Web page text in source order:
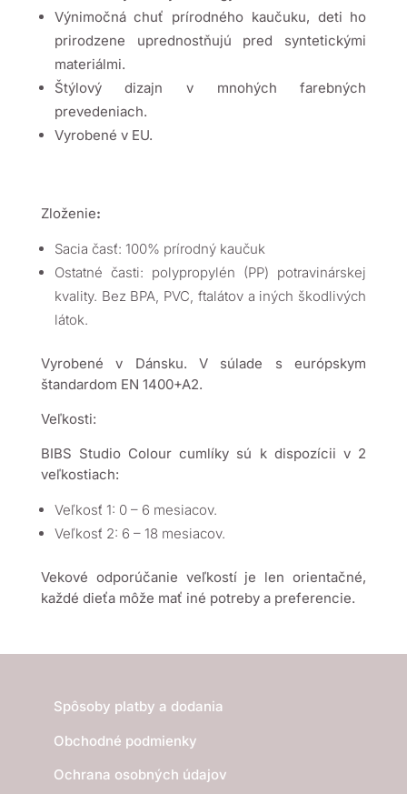
Výnimočná chuť prírodného kaučuku, deti ho
prirodzene uprednostňujú pred syntetickými
materiálmi.
Štýlový dizajn v mnohých farebných
prevedeniach.
Vyrobené v EU.
Zloženie:
Sacia časť: 100% prírodný kaučuk
Ostatné časti: polypropylén (PP) potravinárskej
kvality. Bez BPA, PVC, ftalátov a iných škodlivých
látok.
Vyrobené v Dánsku. V súlade s európskym
štandardom EN 1400+A2.
Veľkosti:
BIBS Studio Colour cumlíky sú k dispozícii v 2
veľkostiach:
Veľkosť 1: 0 – 6 mesiacov.
Veľkosť 2: 6 – 18 mesiacov.
Vekové odporúčanie veľkostí je len orientačné,
každé dieťa môže mať iné potreby a preferencie.
Spôsoby platby a dodania
Obchodné podmienky
Ochrana osobných údajov